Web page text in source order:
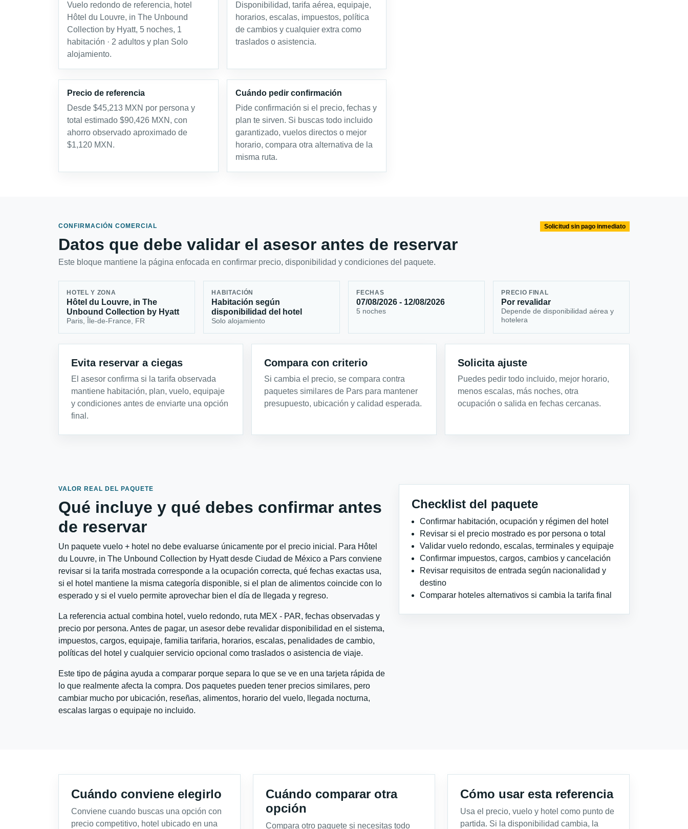
Vuelo redondo de referencia, hotel
Hôtel du Louvre, in The Unbound
Collection by Hyatt, 5 noches, 1
habitación · 2 adultos y plan Solo
alojamiento.
Disponibilidad, tarifa aérea, equipaje,
horarios, escalas, impuestos, política
de cambios y cualquier extra como
traslados o asistencia.
Precio de referencia
Desde $45,213 MXN por persona y
total estimado $90,426 MXN, con
ahorro observado aproximado de
$1,120 MXN.
Cuándo pedir confirmación
Pide confirmación si el precio, fechas y
plan te sirven. Si buscas todo incluido
garantizado, vuelos directos o mejor
horario, compara otra alternativa de la
misma ruta.
CONFIRMACIÓN COMERCIAL
Datos que debe validar el asesor antes de reservar
Este bloque mantiene la página enfocada en confirmar precio, disponibilidad y condiciones del paquete.
Solicitud sin pago inmediato
HOTEL Y ZONA
Hôtel du Louvre, in The
Unbound Collection by Hyatt
Paris, Île-de-France, FR
HABITACIÓN
Habitación según
disponibilidad del hotel
Solo alojamiento
FECHAS
07/08/2026 - 12/08/2026
5 noches
PRECIO FINAL
Por revalidar
Depende de disponibilidad aérea y
hotelera
Evita reservar a ciegas
El asesor confirma si la tarifa observada
mantiene habitación, plan, vuelo, equipaje
y condiciones antes de enviarte una opción
final.
Compara con criterio
Si cambia el precio, se compara contra
paquetes similares de Pars para mantener
presupuesto, ubicación y calidad esperada.
Solicita ajuste
Puedes pedir todo incluido, mejor horario,
menos escalas, más noches, otra
ocupación o salida en fechas cercanas.
VALOR REAL DEL PAQUETE
Qué incluye y qué debes confirmar antes
de reservar
Un paquete vuelo + hotel no debe evaluarse únicamente por el precio inicial. Para Hôtel
du Louvre, in The Unbound Collection by Hyatt desde Ciudad de México a Pars conviene
revisar si la tarifa mostrada corresponde a la ocupación correcta, qué fechas exactas usa,
si el hotel mantiene la misma categoría disponible, si el plan de alimentos coincide con lo
esperado y si el vuelo permite aprovechar bien el día de llegada y regreso.
La referencia actual combina hotel, vuelo redondo, ruta MEX - PAR, fechas observadas y
precio por persona. Antes de pagar, un asesor debe revalidar disponibilidad en el sistema,
impuestos, cargos, equipaje, familia tarifaria, horarios, escalas, penalidades de cambio,
políticas del hotel y cualquier servicio opcional como traslados o asistencia de viaje.
Este tipo de página ayuda a comparar porque separa lo que se ve en una tarjeta rápida de
lo que realmente afecta la compra. Dos paquetes pueden tener precios similares, pero
cambiar mucho por ubicación, reseñas, alimentos, horario del vuelo, llegada nocturna,
escalas largas o equipaje no incluido.
Checklist del paquete
Confirmar habitación, ocupación y régimen del hotel
Revisar si el precio mostrado es por persona o total
Validar vuelo redondo, escalas, terminales y equipaje
Confirmar impuestos, cargos, cambios y cancelación
Revisar requisitos de entrada según nacionalidad y
destino
Comparar hoteles alternativos si cambia la tarifa final
Cuándo conviene elegirlo
Conviene cuando buscas una opción con
precio competitivo, hotel ubicado en una
Cuándo comparar otra
opción
Compara otro paquete si necesitas todo
Cómo usar esta referencia
Usa el precio, vuelo y hotel como punto de
partida. Si la disponibilidad cambia, la